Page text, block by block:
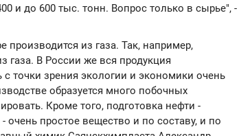
и до 600 тыс. тонн. Вопрос только в сырье", -
из газа. Так, например,
газа. В России же вся продукция
точки зрения экологии и экономики очень
образуется много побочных
Кроме того, подготовка нефти -
очень простое вещество и по составу, и по